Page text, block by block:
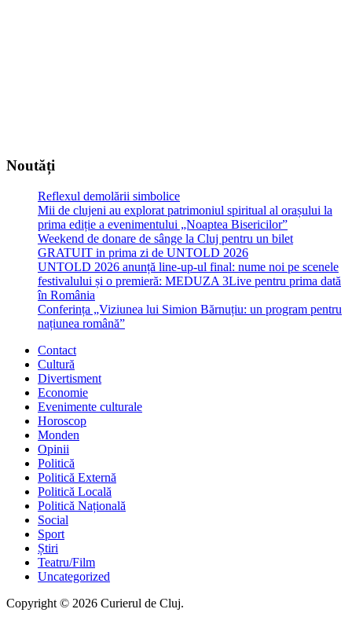
Noutăți
Reflexul demolării simbolice
Mii de clujeni au explorat patrimoniul spiritual al orașului la
prima ediție a evenimentului „Noaptea Bisericilor”
Weekend de donare de sânge la Cluj pentru un bilet
GRATUIT in prima zi de UNTOLD 2026
UNTOLD 2026 anunță line-up-ul final: nume noi pe scenele
festivalului și o premieră: MEDUZA 3Live pentru prima dată
în România
Conferința „Viziunea lui Simion Bărnuțiu: un program pentru
națiunea română”
Contact
Cultură
Divertisment
Economie
Evenimente culturale
Horoscop
Monden
Opinii
Politică
Politică Externă
Politică Locală
Politică Națională
Social
Sport
Știri
Teatru/Film
Uncategorized
Copyright © 2026 Curierul de Cluj.